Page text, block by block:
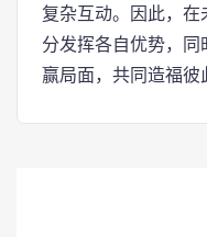
复杂互动。因此，
分发挥各自优势，
赢局面，共同造福彼